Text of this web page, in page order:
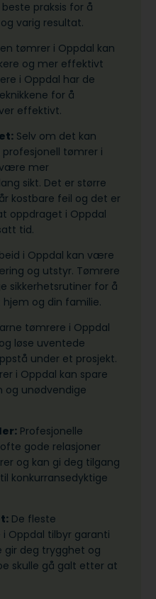
praksis for å
varig resultat.
tømrer i Oppdal kan
og mer effektivt
i Oppdal har de
for å
effektivt.
Selv om det kan
tømrer i
mer
sikt. Det er større
kostbare feil og det er
oppdraget i Oppdal
tid.
i Oppdal kan være
og utstyr. Tømrere
sikkerhetsrutiner for å
og din familie.
tømrere i Oppdal
løse uventede
under et prosjekt.
i Oppdal kan spare
og unødvendige
Profesjonelle
gode relasjoner
og kan gi deg tilgang
konkurransedyktige
De fleste
Oppdal tilbyr garanti
gir deg trygghet og
skulle gå galt etter at